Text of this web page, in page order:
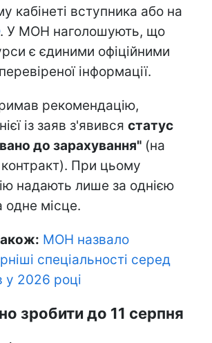
кабінеті вступника або на
. У МОН наголошують, що
є єдиними офіційними
інформації.
рекомендацію,
із заяв з'явився статус
до зарахування" (на
При цьому
надають лише за однією
одне місце.
МОН назвало
спеціальності серед
у 2026 році
зробити до 11 серпня